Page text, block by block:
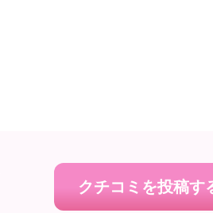
クチコミを投稿す